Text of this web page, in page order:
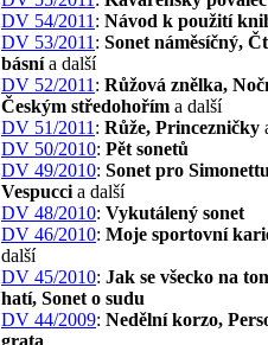
DV 54/2011 : Návod k použití
DV 53/2011 : Sonet náměsíčný,
básnía další
DV 52/2011 : Růžová znělka,
Českým středohořím a další
DV 51/2011 : Růže, Princezničky
DV 50/2010: Pět sonetů
DV 49/2010: Sonet pro
Vespucci a další
DV 48/2010: Vykutálený sonet
DV 46/2010: Moje sportovní
další
DV 45/2010: Jak se všecko na
hatí, Sonet o sudu
DV 44/2009: Nedělní korzo,
grata